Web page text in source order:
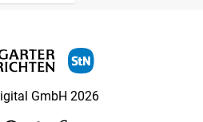
GmbH 2026